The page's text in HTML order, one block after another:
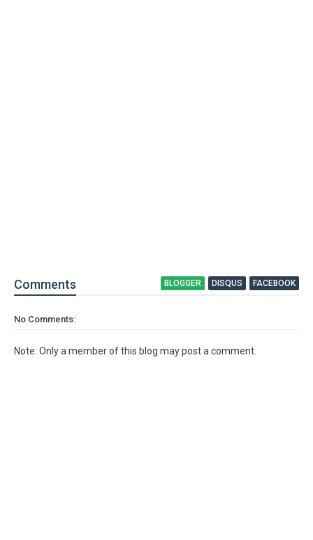
Comments BLOGGER DISQUS FACEBOOK
No Comments:
Note: Only a member of this blog may post a comment.